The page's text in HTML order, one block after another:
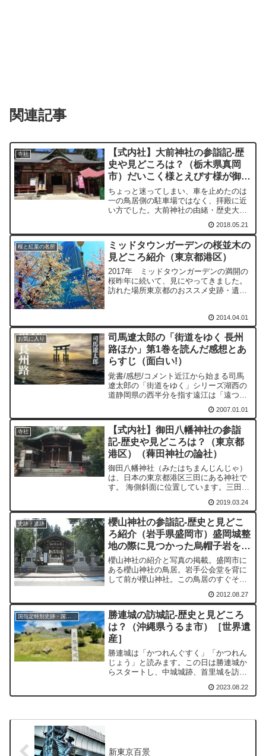
関連記事
寺社
【式内社】大前神社の参詣記-歴
史や見どころは？（栃木県真岡
市）だいこく様とえびす様が御祭
神
ちょっと迷ってしまい、車を止めたのは
一の鳥居側の駐車場ではなく、拝殿に近
い方でした。大前神社の由緒・歴史大前
代の口碑に伝わっています。「大前（お
おさき）」の名は、北地にかつて「芳賀
沼」が存在し、その大突端...
2018.05.21
桜と紅葉の名所
ミッドタウンガーデンの桜並木の
見どころ紹介（東京都港区）
2017年 ミッドタウンガーデンの満開の
桜昨年に続いて、見にやってきました。
訪れた場所東京都のおススメ史跡・遺
見事な桜並木です！2015年 ミッドタウ
ンガーデン夜桜...
2014.04.01
お気に入り
司馬遼太郎の「街道をゆく 長州
路ほか」第1巻を読んだ感想とあ
らすじ（面白い!）
覚書/感想/コメント近江から始まる司馬
遼太郎の「街道をゆく」シリーズ湖西の
道静岡県の西半分を指す遠江は「遠つ淡
「近つ淡海」の縮め語である。この場
合、遠つ淡海は浜名湖、近つ淡海とは琵
琶湖を指す。もっとも、時代...
2007.01.01
寺社
【式内社】御田八幡神社の参詣
記-歴史や見どころは？（東京都
港区）（薭田神社の論社）
御田八幡神社（みたはちまんじんじゃ）
は、日本の東京都港区三田にある神社で
す。 海側斜面に位置しています。三田は
り以前は海辺なので、潮風に当たり、田
畑には向いていなかったに違いありませ
ん。田というのは、別の...
2019.03.24
史跡・遺跡
櫻山神社の参詣記-歴史と見どこ
ろ紹介（岩手県盛岡市）盛岡城整
地の際に見つかった烏帽子岩を祀
る
櫻山神社の紹介と写真の掲載。盛岡市に
ある櫻山神社の鳥居。岩手公会堂を背に
して前が櫻山神社。この鳥居のすぐそば
2012.08.27
勝連城の訪城記-歴史と見どころ
は？（沖縄県うるま市）［世界遺
産］
勝連城は「かつれんぐすく」「かつれん
じょう」と読みます。この日は勝連城か
らスタートし、中城城跡、首里城を訪ね
かってしまい、玉陵（たまうどぅん）を
2023.08.22
新東京百景